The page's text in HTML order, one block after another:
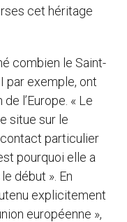
cet héritage
combien le Saint-
par exemple, ont
l’Europe. « Le
situe sur le
contact particulier
pourquoi elle a
début ». En
explicitement
européenne »,